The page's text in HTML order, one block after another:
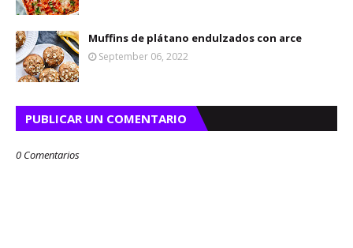
Muffins de plátano endulzados con arce
September 06, 2022
PUBLICAR UN COMENTARIO
0 Comentarios